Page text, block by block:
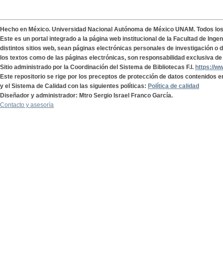
Hecho en México. Universidad Nacional Autónoma de México UNAM. Todos
Este es un portal integrado a la página web institucional de la Facultad de
distintos sitios web, sean páginas electrónicas personales de investigación o
los textos como de las páginas electrónicas, son responsabilidad exclusiva
Sitio administrado por la Coordinación del Sistema de Bibliotecas F.I. https://
Este repositorio se rige por los preceptos de protección de datos contenidos
y el Sistema de Calidad con las siguientes políticas: Política de calidad
Diseñador y administrador: Mtro Sergio Israel Franco García.
Contacto y asesoría